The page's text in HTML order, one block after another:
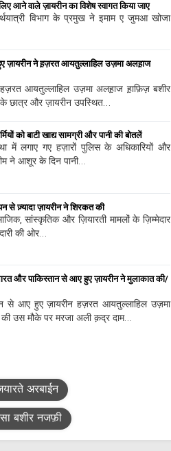
आने वाले ज़ायरीन का विशेष स्वागत किया जाए
विभाग के प्रमुख ने इमाम ए जुमआ खोजा
ज़ायरीन ने ह़ज़रत आयतुल्लाहिल उज़मा अलह़ाज
आयतुल्लाहिल उज़मा अलह़ाज ह़ाफ़िज़ बशीर
छात्र और ज़ायरीन उपस्थित…
को बाटी खाद्य सामग्री और पानी की बोतलें
में लगाए गए हज़ारों पुलिस के अधिकारियों और
ने आशूर के दिन पानी…
से ज़्यादा ज़ायरीन ने शिरकत की
सांस्कृतिक और ज़ियारती मामलों के ज़िम्मेदार
की ओर…
और पाकिस्तान से आए हुए ज़ायरीन ने मुलाकात की/
आए हुए ज़ायरीन हज़रत आयतुल्लाहिल उज़मा
उस मौके पर मरजा अली क़द्र दाम…
अरबाईन
बशीर नजफ़ी